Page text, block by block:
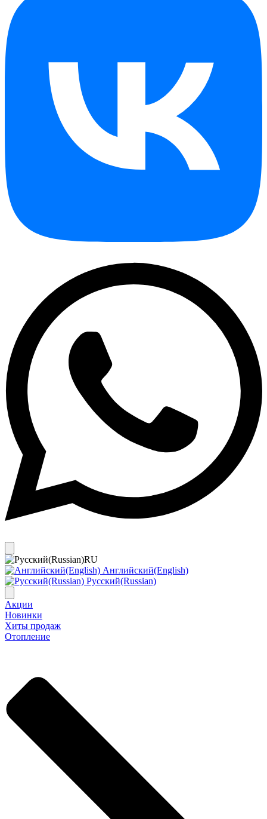
RU
Английский(English)
Русский(Russian)
Акции
Новинки
Хиты продаж
Отопление